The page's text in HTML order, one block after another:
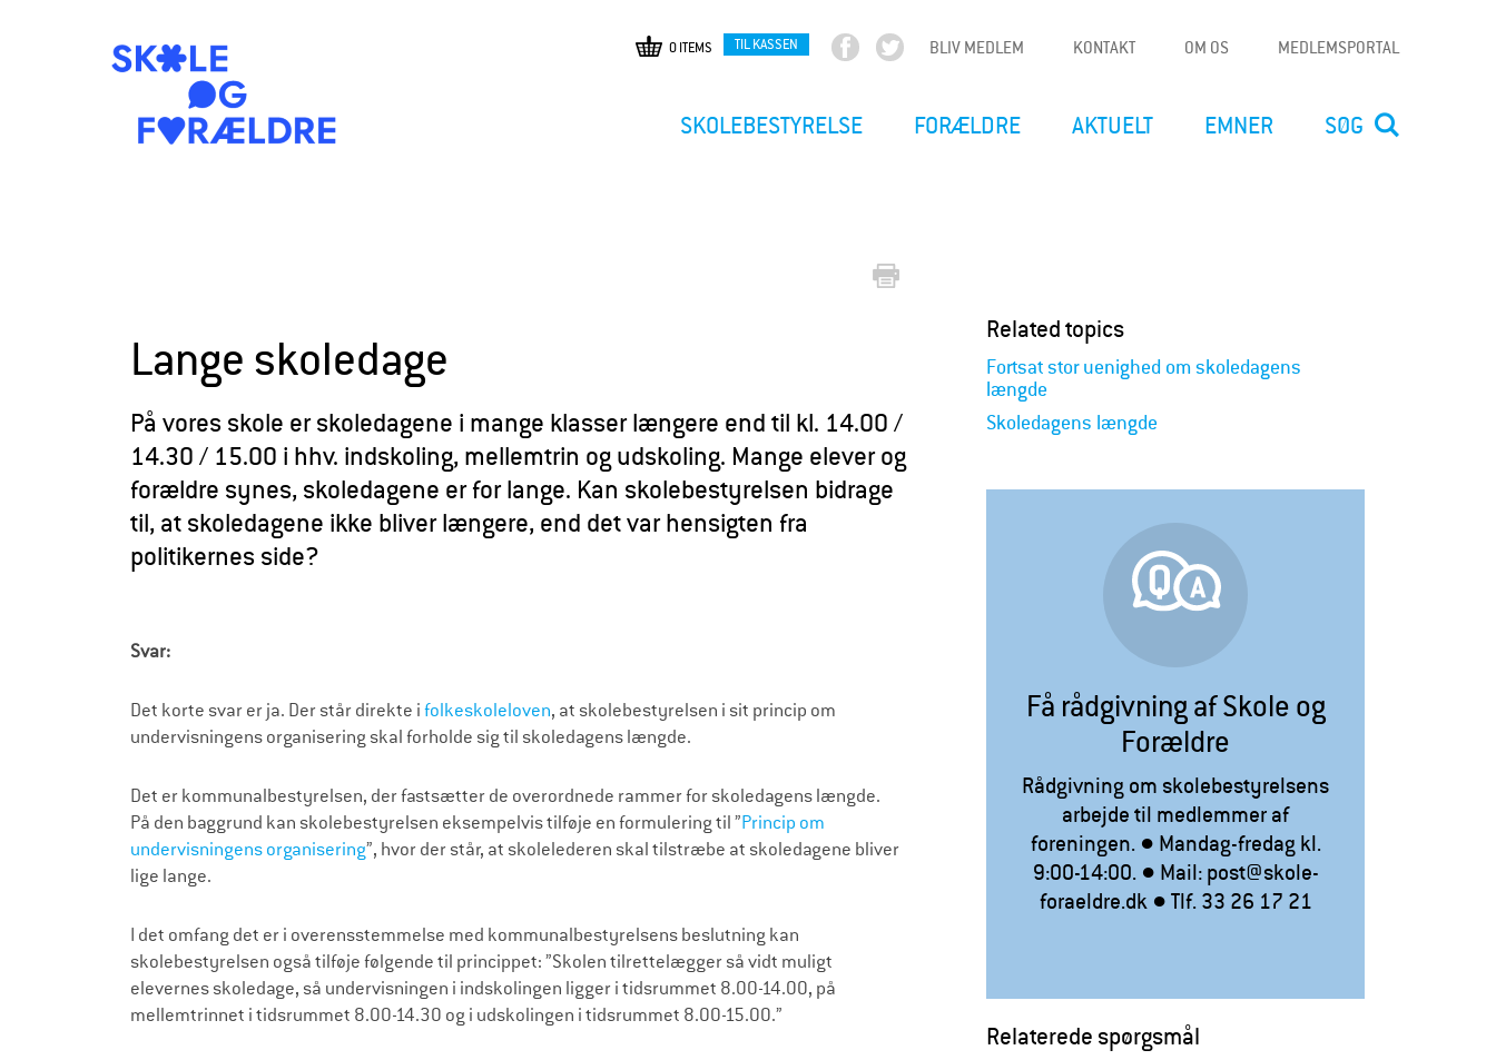
Gå
BLIV MEDLEM KONTAKT OM OS MEDLEMSPORTAL
0 ITEMS TIL KASSEN
SKOLEBESTYRELSE FORÆLDRE AKTUELT EMNER SØG
Lange skoledage
På vores skole er skoledagene i mange klasser længere end til kl. 14.00 /
14.30 / 15.00 i hhv. indskoling, mellemtrin og udskoling. Mange elever og
forældre synes, skoledagene er for lange. Kan skolebestyrelsen bidrage
til, at skoledagene ikke bliver længere, end det var hensigten fra
politikernes side?
Svar:
Det korte svar er ja. Der står direkte ifolkeskoleloven, at skolebestyrelsen i sit princip om
undervisningens organisering skal forholde sig til skoledagens længde.
Det er kommunalbestyrelsen, der fastsætter de overordnede rammer for skoledagens længde.
På den baggrund kan skolebestyrelsen eksempelvis tilføje en formulering til ”Princip om
undervisningens organisering”, hvor der står, at skolelederen skal tilstræbe at skoledagene bliver
lige lange.
I det omfang det er i overensstemmelse med kommunalbestyrelsens beslutning kan
skolebestyrelsen også tilføje følgende til princippet: ”Skolen tilrettelægger så vidt muligt
elevernes skoledage, så undervisningen i indskolingen ligger i tidsrummet 8.00-14.00, på
mellemtrinnet i tidsrummet 8.00-14.30 og i udskolingen i tidsrummet 8.00-15.00.”
Related topics
Fortsat stor uenighed om skoledagens
længde
Skoledagens længde
Få rådgivning af Skole og
Forældre
Rådgivning om skolebestyrelsens
arbejde til medlemmer af
foreningen. ● Mandag-fredag kl.
9:00-14:00. ● Mail: post@skole-
foraeldre.dk ● Tlf. 33 26 17 21
Relaterede spørgsmål